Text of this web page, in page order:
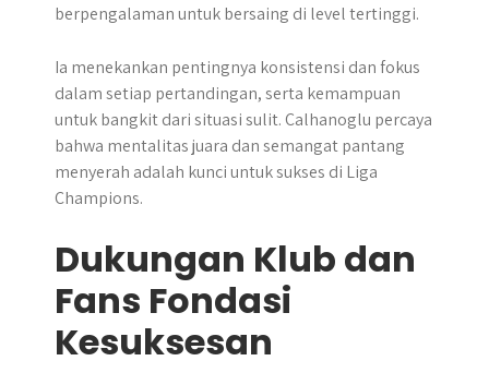
berpengalaman untuk bersaing di level tertinggi.
Ia menekankan pentingnya konsistensi dan fokus
dalam setiap pertandingan, serta kemampuan
untuk bangkit dari situasi sulit. Calhanoglu percaya
bahwa mentalitas juara dan semangat pantang
menyerah adalah kunci untuk sukses di Liga
Champions.
Dukungan Klub dan
Fans Fondasi
Kesuksesan